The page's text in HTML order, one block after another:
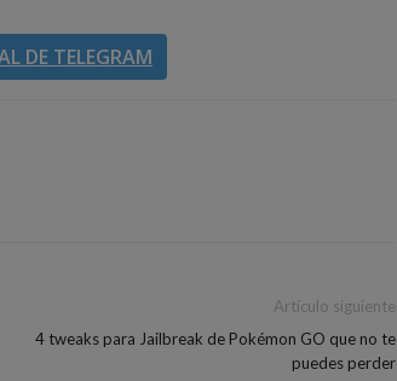
DE TELEGRAM
Artículo siguiente
4 tweaks para Jailbreak de Pokémon GO que no te
puedes perder